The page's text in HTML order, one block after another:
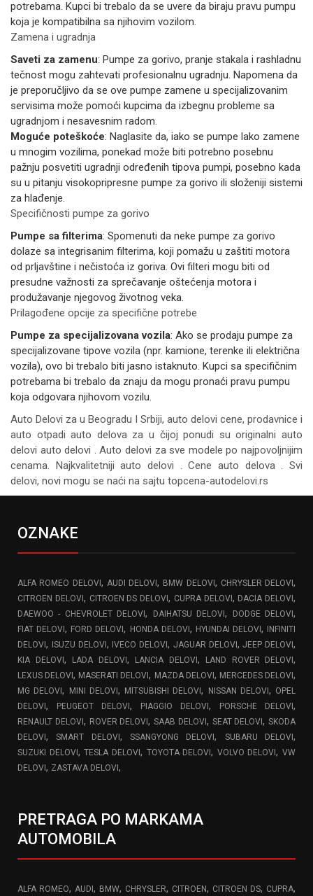
potrebama. Kupci bi trebalo da se uvere da biraju pravu pumpu
koja je kompatibilna sa njihovim vozilom.
Zamena i ugradnja
Saveti za zamenu: Pumpe za gorivo, pranje stakala i rashladnu
tečnost mogu zahtevati profesionalnu ugradnju. Napomena da
je preporučljivo da se ove pumpe zamene u specijalizovanim
servisima može pomoći kupcima da izbegnu probleme sa
ugradnjom i nesavesnim radom.
Moguće poteškoće: Naglasite da, iako se pumpe lako zamene
u mnogim vozilima, ponekad može biti potrebno posebnu
pažnju posvetiti ugradnji određenih tipova pumpi, posebno kada
su u pitanju visokopripresne pumpe za gorivo ili složeniji sistemi
za hlađenje.
Specifičnosti pumpe za gorivo
Pumpe sa filterima: Spomenuti da neke pumpe za gorivo
dolaze sa integrisanim filterima, koji pomažu u zaštiti motora
od prljavštine i nečistoća iz goriva. Ovi filteri mogu biti od
presudne važnosti za sprečavanje oštećenja motora i
produžavanje njegovog životnog veka.
Prilagođene opcije za specifične potrebe
Pumpe za specijalizovana vozila: Ako se prodaju pumpe za
specijalizovane tipove vozila (npr. kamione, terenke ili električna
vozila), ovo bi trebalo biti jasno istaknuto. Kupci sa specifičnim
potrebama bi trebalo da znaju da mogu pronaći pravu pumpu
koja odgovara njihovom vozilu.
Auto Delovi za u Beogradu I Srbiji, auto delovi cene, prodavnice i
auto otpadi auto delova za u čijoj ponudi su originalni auto
delovi auto delovi . Auto delovi za sve modele po najpovoljnijim
cenama. Najkvalitetniji auto delovi . Cene auto delova . Svi
delovi, novi mogu se naći na sajtu topcena-autodelovi.rs
OZNAKE
ALFA ROMEO DELOVI , AUDI DELOVI , BMW DELOVI , CHRYSLER DELOVI ,
CITROEN DELOVI , CITROEN DS DELOVI , CUPRA DELOVI , DACIA DELOVI ,
DAEWOO - CHEVROLET DELOVI, DAIHATSU DELOVI, DODGE DELOVI,
FIAT DELOVI, FORD DELOVI, HONDA DELOVI , HYUNDAI DELOVI ,
INFINITI
DELOVI , ISUZU DELOVI , IVECO DELOVI , JAGUAR DELOVI ,JEEP DELOVI ,
KIA DELOVI , LADA DELOVI , LANCIA DELOVI , LAND ROVER DELOVI ,
LEXUS DELOVI, MASERATI DELOVI, MAZDA DELOVI , MERCEDES DELOVI,
MG DELOVI, MINI DELOVI , MITSUBISHI DELOVI, NISSAN DELOVI , OPEL
DELOVI , PEUGEOT DELOVI , PIAGGIO DELOVI , PORSCHE DELOVI ,
RENAULT DELOVI , ROVER DELOVI, SAAB DELOVI , SEAT DELOVI, SKODA
DELOVI ,SMART DELOVI ,SSANGYONG DELOVI, SUBARU DELOVI,
SUZUKI DELOVI ,TESLA DELOVI , TOYOTA DELOVI, VOLVO DELOVI, VW
DELOVI , ZASTAVA DELOVI ,
PRETRAGA PO MARKAMA
AUTOMOBILA
ALFA ROMEO, AUDI , BMW, CHRYSLER, CITROEN, CITROEN DS, CUPRA,